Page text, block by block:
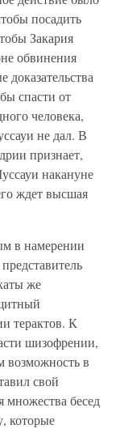
посадить
Закария
обвинения
спасти от
человека,
не дал. В
признает,
накануне
ждет высшая
в намерении
же
терактов. К
шизофрении,
в
свой
множества бесед
которые